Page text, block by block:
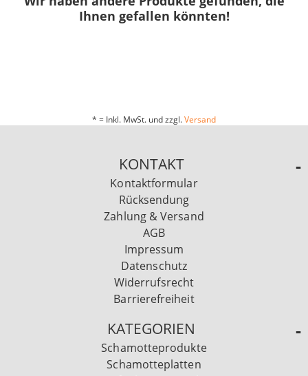
Ihnen gefallen könnten!
* = Inkl. MwSt. und zzgl.Versand
KONTAKT
Kontaktformular
Rücksendung
Zahlung & Versand
AGB
Impressum
Datenschutz
Widerrufsrecht
Barrierefreiheit
KATEGORIEN
Schamotteprodukte
Schamotteplatten